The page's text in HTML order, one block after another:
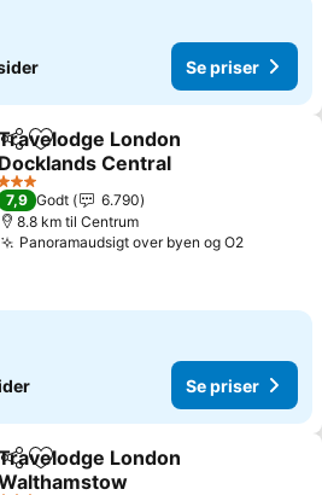
Se priser
Del Føj til favoritter
London
Docklands Central
3 Stjerner
7,9 Godt
6.790
8.8 km til Centrum
Panoramaudsigt over byen og O2
Se priser
Del Føj til favoritter
London